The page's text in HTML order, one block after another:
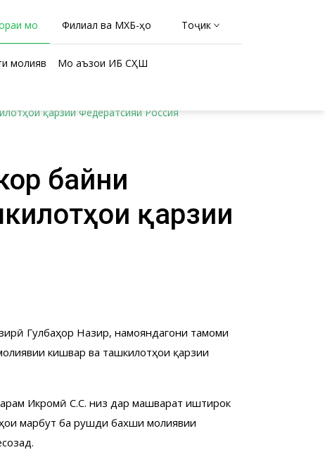
мо Филиал ва МХБ-ҳо Тоҷикӣ
молиявӣ
Мо аъзои ИБ СҲШ
қарзии Федератсияи Россия
байни
қарзии
Гулбаҳор Назир, намояндагони тамоми
кишвар ва ташкилотҳои қарзии
Икромӣ С.С. низ дар машварат иштирок
марбут ба рушди бахши молиявии